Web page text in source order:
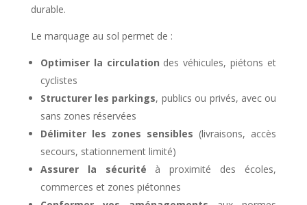
durable.
Le marquage au sol permet de :
Optimiser la circulation des véhicules, piétons et
cyclistes
Structurer les parkings, publics ou privés, avec ou
sans zones réservées
Délimiter les zones sensibles (livraisons, accès
secours, stationnement limité)
Assurer la sécurité à proximité des écoles,
commerces et zones piétonnes